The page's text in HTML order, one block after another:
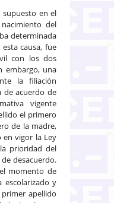
en el
del
determinada
causa, fue
con los dos
embargo, una
la filiación
de acuerdo de
vigente
el primero
de la madre,
vigor la Ley
prioridad del
desacuerdo.
momento de
escolarizado y
apellido